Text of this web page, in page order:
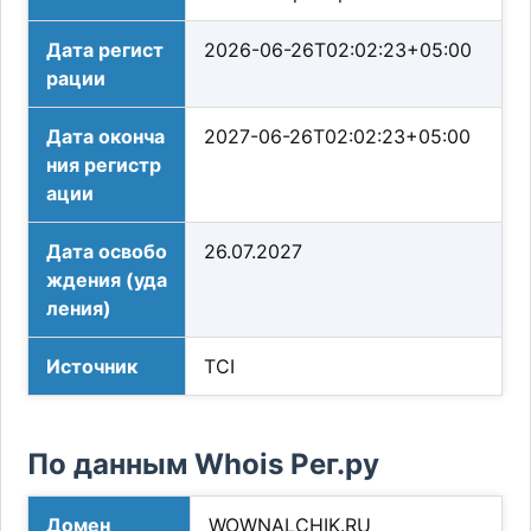
Дата регист
рации
2026-06-26T02:02:23+05:00
Дата оконча
ния регистр
ации
2027-06-26T02:02:23+05:00
Дата освобо
ждения (уда
ления)
26.07.2027
Источник TCI
По данным Whois Рег.ру
Домен WOWNALCHIK.RU